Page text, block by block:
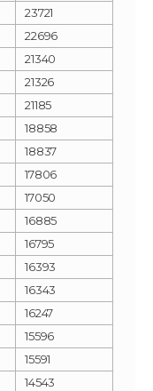
23721
22696
21340
21326
21185
18858
18837
17806
17050
16885
16795
16393
16343
16247
15596
15591
14543